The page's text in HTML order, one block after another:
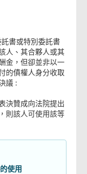
書或特別委託書
人、其合夥人或其
金，但卻並非以一
的債權人身分收取
議 :
決贊成向法院提出
則該人可使用該等
使用